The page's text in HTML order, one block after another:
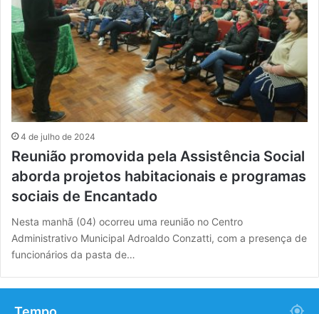
4 de julho de 2024
Reunião promovida pela Assistência Social
aborda projetos habitacionais e programas
sociais de Encantado
Nesta manhã (04) ocorreu uma reunião no Centro
Administrativo Municipal Adroaldo Conzatti, com a presença de
funcionários da pasta de…